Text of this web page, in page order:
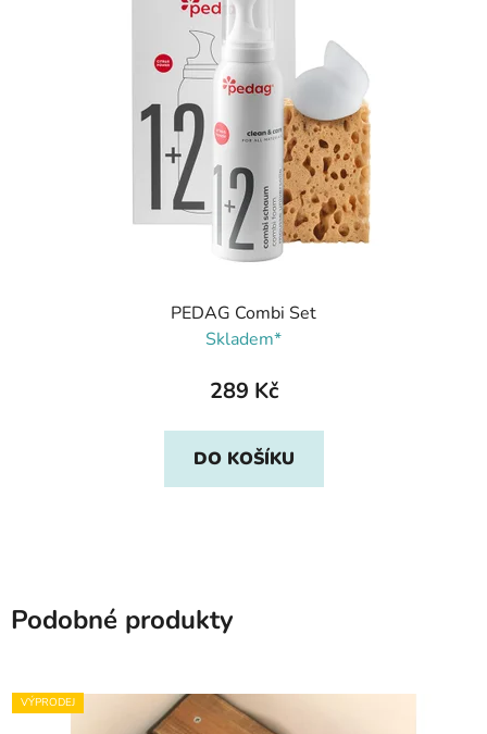
PEDAG Combi Set
Skladem*
289 Kč
DO KOŠÍKU
Podobné produkty
VÝPRODEJ